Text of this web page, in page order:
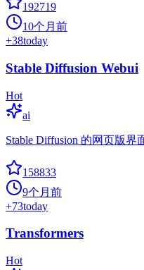
192719
10个月前
+38today
Stable Diffusion Webui
Hot
ai
Stable Diffusion 的网页版界
158833
9个月前
+73today
Transformers
Hot